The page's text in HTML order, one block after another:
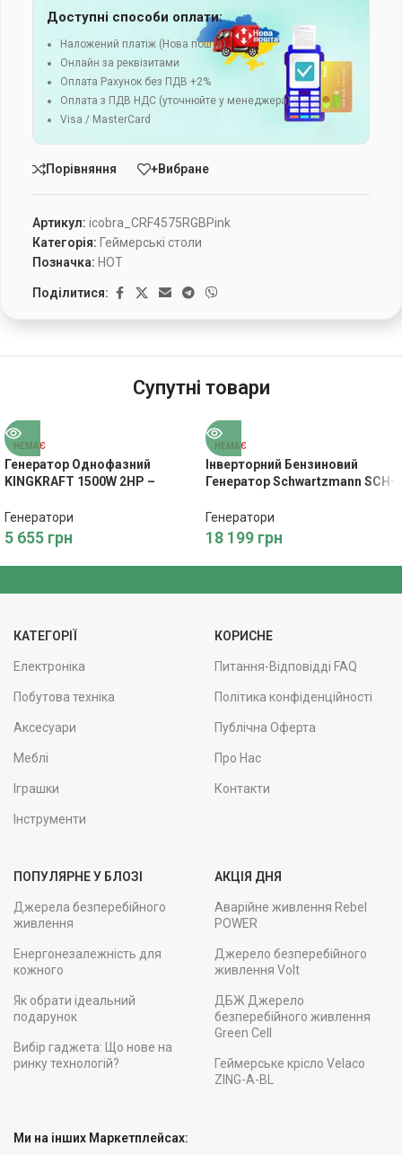
Доступні способи оплати:
Наложений платіж (Нова пошта)
Онлайн за реквізитами
Оплата Рахунок без ПДВ +2%
Оплата з ПДВ НДС (уточнюйте у менеджера)
Visa / MasterCard
Порівняння +Вибране
Артикул: icobra_CRF4575RGBPink
Категорія: Геймерські столи
Позначка: HOT
Поділитися:
Супутні товари
НЕМАЄ
Генератор Однофазний
KINGKRAFT 1500W 2HP –
Генератори
5 655 грн
НЕМАЄ
Інверторний Бензиновий
Генератор Schwartzmann SCH-
Будинку
Генератори
18 199 грн
КАТЕГОРІЇ
Електроніка
Побутова техніка
Аксесуари
Меблі
Іграшки
Інструменти
КОРИСНЕ
Питання-Відповідді FAQ
Політика конфіденційності
Публічна Оферта
Про Нас
Контакти
ПОПУЛЯРНЕ У БЛОЗІ
Джерела безперебійного
живлення
Енергонезалежність для
кожного
Як обрати ідеальний
подарунок
Вибір гаджета: Що нове на
ринку технологій?
АКЦІЯ ДНЯ
Аварійне живлення Rebel
POWER
Джерело безперебійного
живлення Volt
ДБЖ Джерело
безперебійного живлення
Green Cell
Геймерське крісло Velaco
ZING-A-BL
Ми на інших Маркетплейсах: